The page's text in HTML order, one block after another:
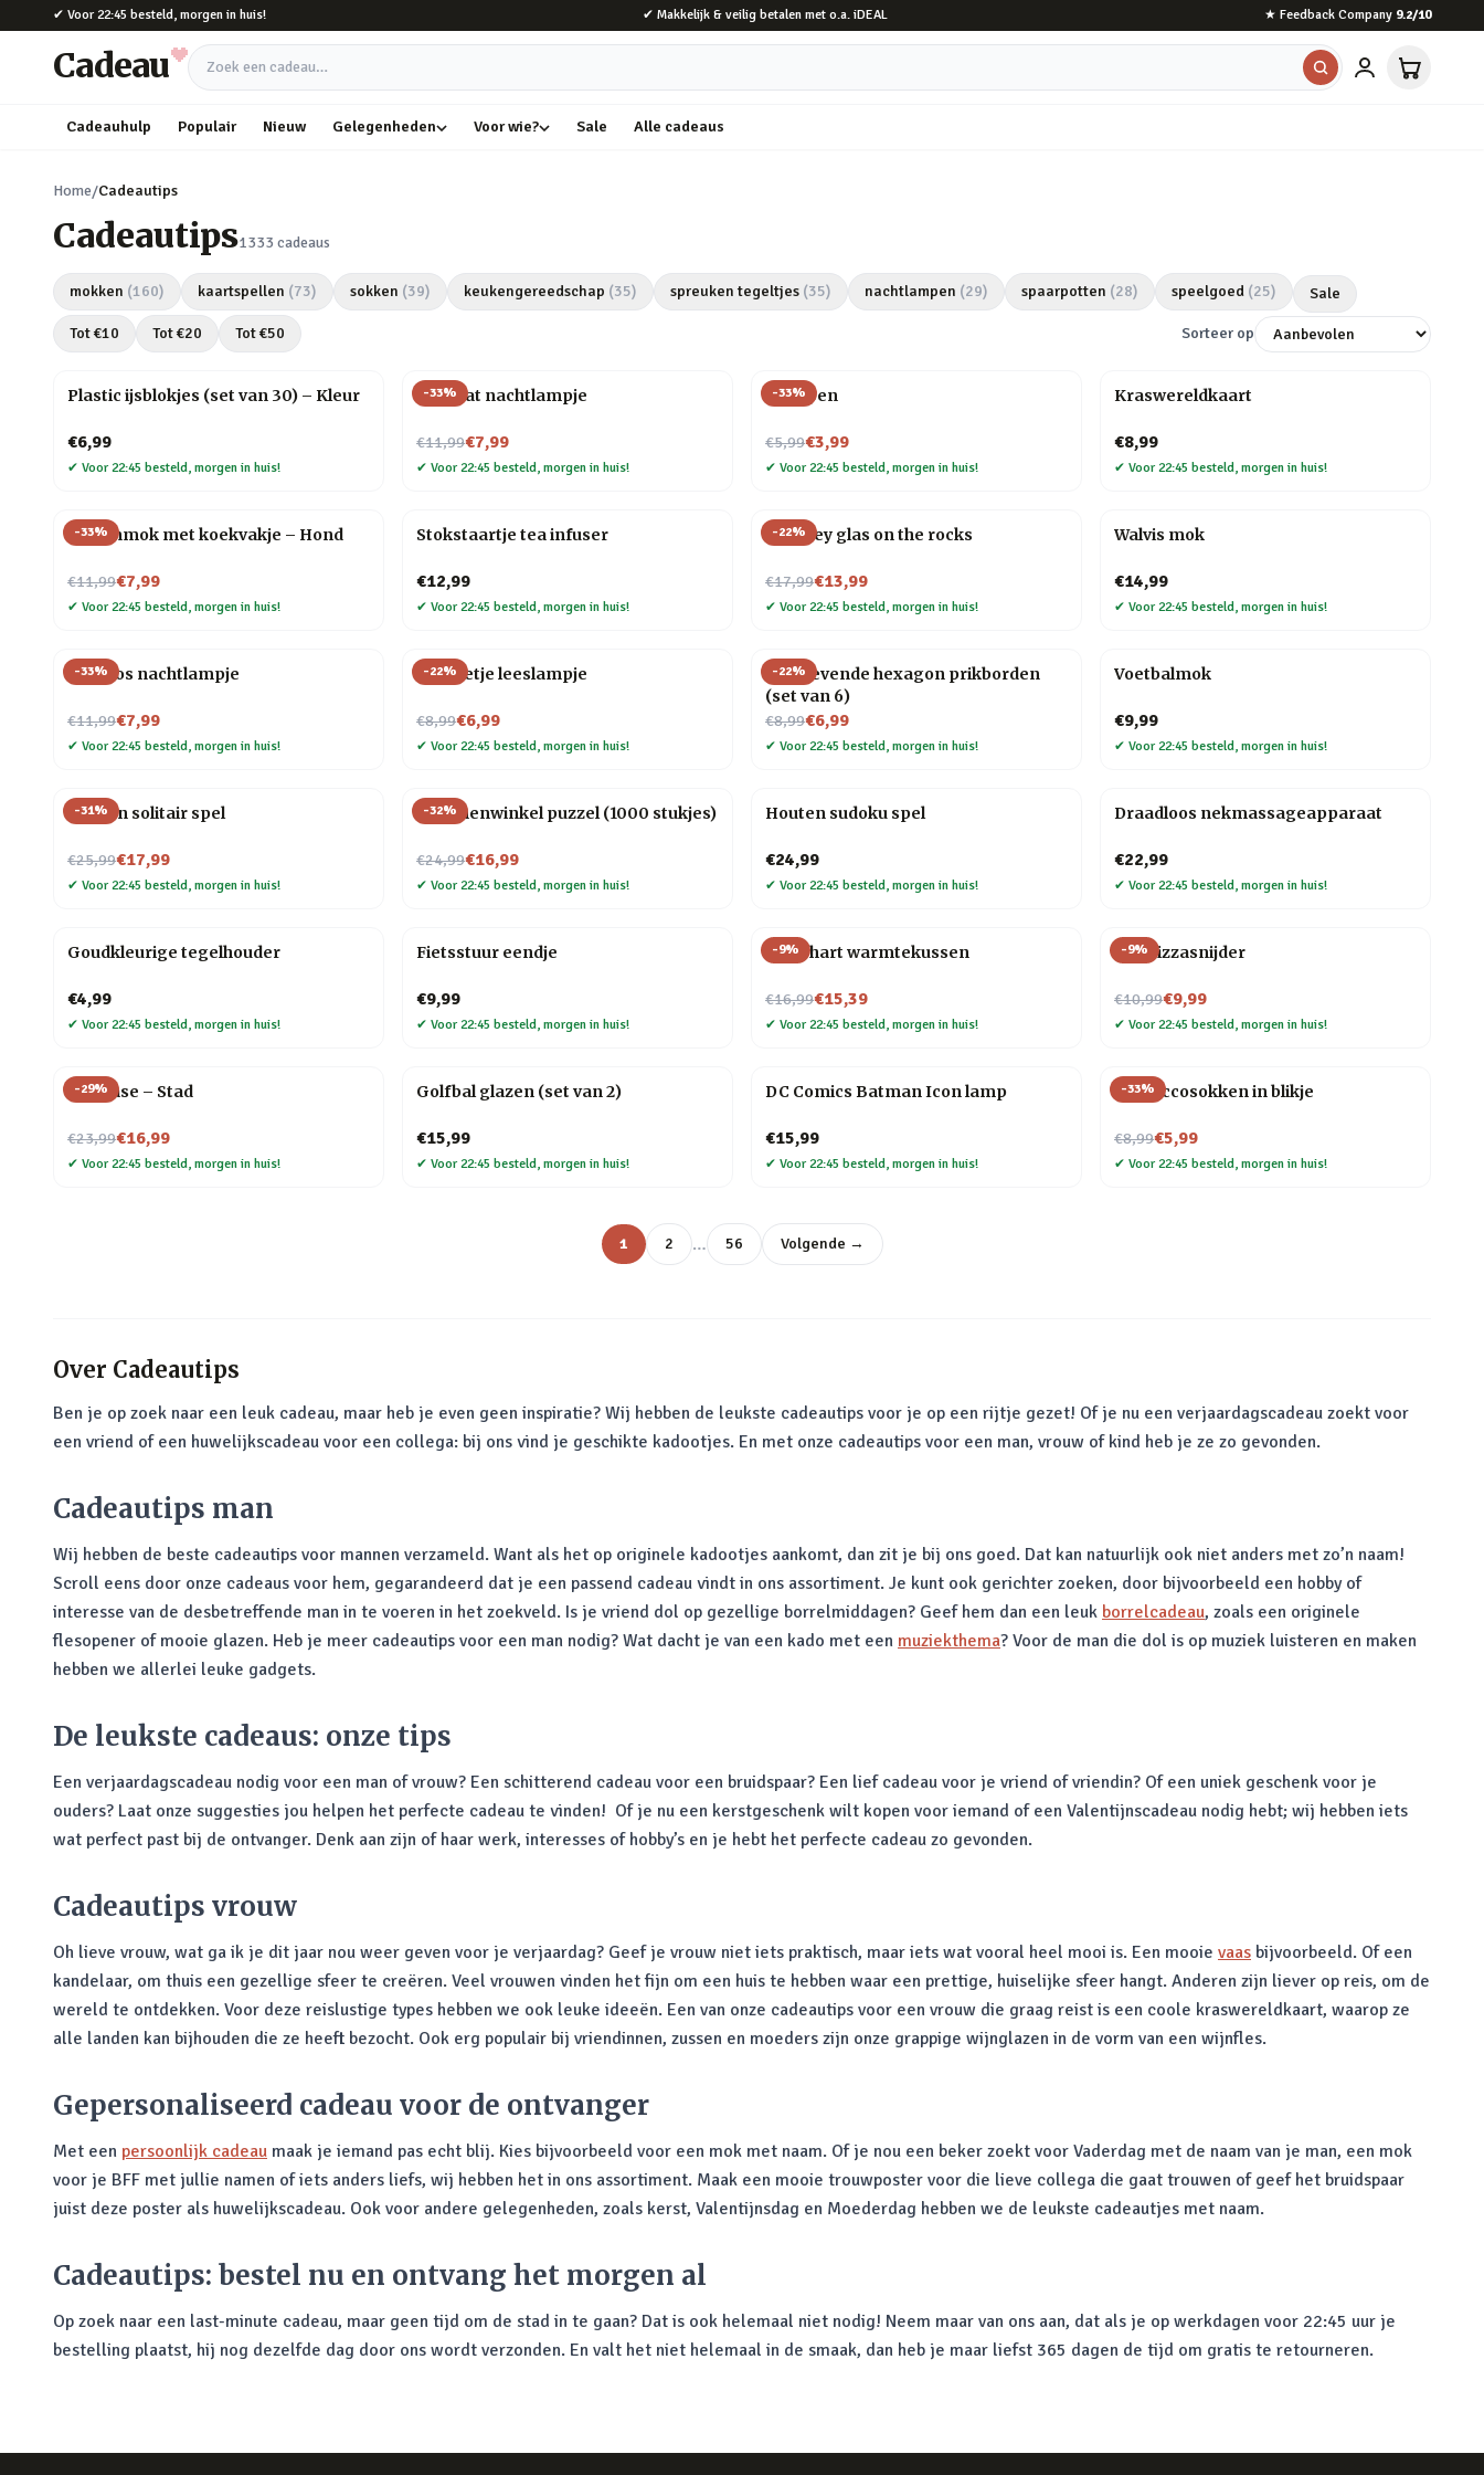
Naar hoofdinhoud
✔ Voor 22:45 besteld, morgen in huis! ✔ Makkelijk & veilig betalen met o.a. iDEAL ★ Feedback Company 9.2/10
Cadeau Zoek een cadeau
Cadeauhulp Populair Nieuw Gelegenheden Voor wie? Sale Alle cadeaus
Home/Cadeautips
Cadeautips1333 cadeaus
mokken (160) kaartspellen (73) sokken (39) keukengereedschap (35) spreuken tegeltjes (35) nachtlampen (29) spaarpotten (28) speelgoed (25) Sale
Tot €10 Tot €20 Tot €50 Sorteer op
Plastic ijsblokjes (set van 30) – Kleur
€6,99
✔ Voor 22:45 besteld, morgen in huis!
-33%
Mini kat nachtlampje
€11,99
Nu voor€7,99
✔ Voor 22:45 besteld, morgen in huis!
-33%
Veer pen
€5,99
Nu voor€3,99
✔ Voor 22:45 besteld, morgen in huis!
Kraswereldkaart
€8,99
✔ Voor 22:45 besteld, morgen in huis!
-33%
Dierenmok met koekvakje – Hond
€11,99
Nu voor€7,99
✔ Voor 22:45 besteld, morgen in huis!
Stokstaartje tea infuser
€12,99
✔ Voor 22:45 besteld, morgen in huis!
-22%
Whiskey glas on the rocks
€17,99
Nu voor€13,99
✔ Voor 22:45 besteld, morgen in huis!
Walvis mok
€14,99
✔ Voor 22:45 besteld, morgen in huis!
-33%
Mini vos nachtlampje
€11,99
Nu voor€7,99
✔ Voor 22:45 besteld, morgen in huis!
-22%
Mannetje leeslampje
€8,99
Nu voor€6,99
✔ Voor 22:45 besteld, morgen in huis!
-22%
Zelfklevende hexagon prikborden
(set van 6)
€8,99
Nu voor€6,99
✔ Voor 22:45 besteld, morgen in huis!
Voetbalmok
€9,99
✔ Voor 22:45 besteld, morgen in huis!
-31%
Houten solitair spel
€25,99
Nu voor€17,99
✔ Voor 22:45 besteld, morgen in huis!
-32%
Bloemenwinkel puzzel (1000 stukjes)
€24,99
Nu voor€16,99
✔ Voor 22:45 besteld, morgen in huis!
Houten sudoku spel
€24,99
✔ Voor 22:45 besteld, morgen in huis!
Draadloos nekmassageapparaat
€22,99
✔ Voor 22:45 besteld, morgen in huis!
Goudkleurige tegelhouder
€4,99
✔ Voor 22:45 besteld, morgen in huis!
Fietsstuur eendje
€9,99
✔ Voor 22:45 besteld, morgen in huis!
-9%
Rood hart warmtekussen
€16,99
Nu voor€15,39
✔ Voor 22:45 besteld, morgen in huis!
-9%
Kat Pizzasnijder
€10,99
Nu voor€9,99
✔ Voor 22:45 besteld, morgen in huis!
-29%
Flip Vase – Stad
€23,99
Nu voor€16,99
✔ Voor 22:45 besteld, morgen in huis!
Golfbal glazen (set van 2)
€15,99
✔ Voor 22:45 besteld, morgen in huis!
DC Comics Batman Icon lamp
€15,99
✔ Voor 22:45 besteld, morgen in huis!
-33%
Proseccosokken in blikje
€8,99
Nu voor€5,99
✔ Voor 22:45 besteld, morgen in huis!
1 2 … 56 Volgende →
Over Cadeautips
Ben je op zoek naar een leuk cadeau, maar heb je even geen inspiratie? Wij hebben de leukste cadeautips voor je op een rijtje gezet! Of je nu een verjaardagscadeau zoekt voor
een vriend of een huwelijkscadeau voor een collega: bij ons vind je geschikte kadootjes. En met onze cadeautips voor een man, vrouw of kind heb je ze zo gevonden.
Cadeautips man
Wij hebben de beste cadeautips voor mannen verzameld. Want als het op originele kadootjes aankomt, dan zit je bij ons goed. Dat kan natuurlijk ook niet anders met zo’n naam!
Scroll eens door onze cadeaus voor hem, gegarandeerd dat je een passend cadeau vindt in ons assortiment. Je kunt ook gerichter zoeken, door bijvoorbeeld een hobby of
interesse van de desbetreffende man in te voeren in het zoekveld. Is je vriend dol op gezellige borrelmiddagen? Geef hem dan een leuk borrelcadeau, zoals een originele
flesopener of mooie glazen. Heb je meer cadeautips voor een man nodig? Wat dacht je van een kado met een muziekthema? Voor de man die dol is op muziek luisteren en maken
hebben we allerlei leuke gadgets.
De leukste cadeaus: onze tips
Een verjaardagscadeau nodig voor een man of vrouw? Een schitterend cadeau voor een bruidspaar? Een lief cadeau voor je vriend of vriendin? Of een uniek geschenk voor je
ouders? Laat onze suggesties jou helpen het perfecte cadeau te vinden! Of je nu een kerstgeschenk wilt kopen voor iemand of een Valentijnscadeau nodig hebt; wij hebben iets
wat perfect past bij de ontvanger. Denk aan zijn of haar werk, interesses of hobby’s en je hebt het perfecte cadeau zo gevonden.
Cadeautips vrouw
Oh lieve vrouw, wat ga ik je dit jaar nou weer geven voor je verjaardag? Geef je vrouw niet iets praktisch, maar iets wat vooral heel mooi is. Een mooie vaas bijvoorbeeld. Of een
kandelaar, om thuis een gezellige sfeer te creëren. Veel vrouwen vinden het fijn om een huis te hebben waar een prettige, huiselijke sfeer hangt. Anderen zijn liever op reis, om de
wereld te ontdekken. Voor deze reislustige types hebben we ook leuke ideeën. Een van onze cadeautips voor een vrouw die graag reist is een coole kraswereldkaart, waarop ze
alle landen kan bijhouden die ze heeft bezocht. Ook erg populair bij vriendinnen, zussen en moeders zijn onze grappige wijnglazen in de vorm van een wijnfles.
Gepersonaliseerd cadeau voor de ontvanger
Met een persoonlijk cadeau maak je iemand pas echt blij. Kies bijvoorbeeld voor een mok met naam. Of je nou een beker zoekt voor Vaderdag met de naam van je man, een mok
voor je BFF met jullie namen of iets anders liefs, wij hebben het in ons assortiment. Maak een mooie trouwposter voor die lieve collega die gaat trouwen of geef het bruidspaar
juist deze poster als huwelijkscadeau. Ook voor andere gelegenheden, zoals kerst, Valentijnsdag en Moederdag hebben we de leukste cadeautjes met naam.
Cadeautips: bestel nu en ontvang het morgen al
Op zoek naar een last-minute cadeau, maar geen tijd om de stad in te gaan? Dat is ook helemaal niet nodig! Neem maar van ons aan, dat als je op werkdagen voor 22:45 uur je
bestelling plaatst, hij nog dezelfde dag door ons wordt verzonden. En valt het niet helemaal in de smaak, dan heb je maar liefst 365 dagen de tijd om gratis te retourneren.